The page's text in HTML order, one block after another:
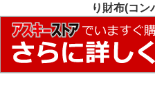
り財布(コン